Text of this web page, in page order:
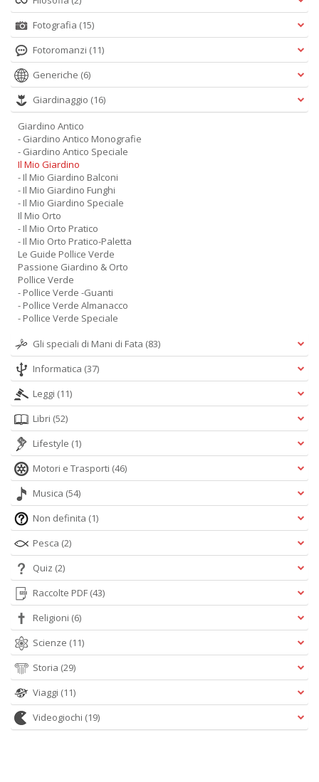
Fotografia (15)
Fotoromanzi (11)
Generiche (6)
Giardinaggio (16)
Giardino Antico
- Giardino Antico Monografie
- Giardino Antico Speciale
Il Mio Giardino
- Il Mio Giardino Balconi
- Il Mio Giardino Funghi
- Il Mio Giardino Speciale
Il Mio Orto
- Il Mio Orto Pratico
- Il Mio Orto Pratico-Paletta
Le Guide Pollice Verde
Passione Giardino & Orto
Pollice Verde
- Pollice Verde -Guanti
- Pollice Verde Almanacco
- Pollice Verde Speciale
Gli speciali di Mani di Fata (83)
Informatica (37)
Leggi (11)
Libri (52)
Lifestyle (1)
Motori e Trasporti (46)
Musica (54)
Non definita (1)
Pesca (2)
Quiz (2)
Raccolte PDF (43)
Religioni (6)
Scienze (11)
Storia (29)
Viaggi (11)
Videogiochi (19)